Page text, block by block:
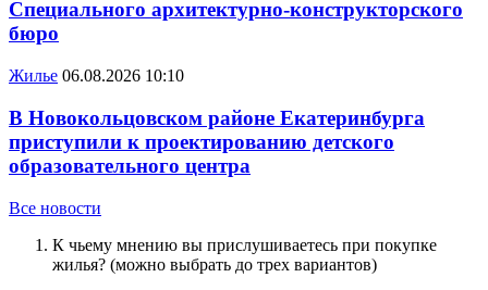
Специального архитектурно-конструкторского
бюро
Жилье 06.08.2026 10:10
В Новокольцовском районе Екатеринбурга
приступили к проектированию детского
образовательного центра
Все новости
К чьему мнению вы прислушиваетесь при покупке
жилья? (можно выбрать до трех вариантов)